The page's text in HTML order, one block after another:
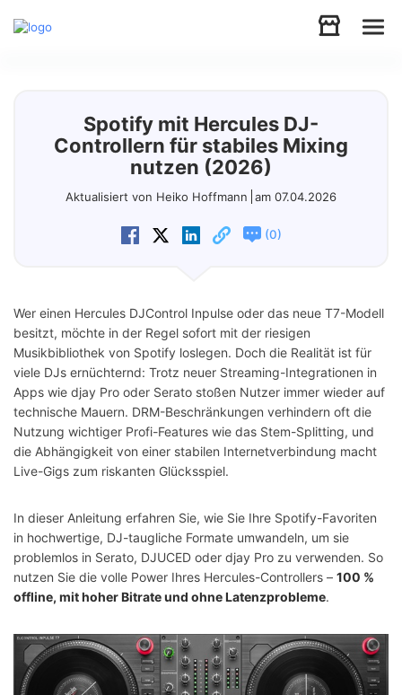
Support
Spotify mit Hercules DJ-
Controllern für stabiles Mixing
nutzen (2026)
Aktualisiert von Heiko Hoffmann am 07.04.2026
(0)
Wer einen Hercules DJControl Inpulse oder das neue T7-Modell
besitzt, möchte in der Regel sofort mit der riesigen
Musikbibliothek von Spotify loslegen. Doch die Realität ist für
viele DJs ernüchternd: Trotz neuer Streaming-Integrationen in
Apps wie djay Pro oder Serato stoßen Nutzer immer wieder auf
technische Mauern. DRM-Beschränkungen verhindern oft die
Nutzung wichtiger Profi-Features wie das Stem-Splitting, und
die Abhängigkeit von einer stabilen Internetverbindung macht
Live-Gigs zum riskanten Glücksspiel.
In dieser Anleitung erfahren Sie, wie Sie Ihre Spotify-Favoriten
in hochwertige, DJ-taugliche Formate umwandeln, um sie
problemlos in Serato, DJUCED oder djay Pro zu verwenden. So
nutzen Sie die volle Power Ihres Hercules-Controllers – 100 %
offline, mit hoher Bitrate und ohne Latenzprobleme.